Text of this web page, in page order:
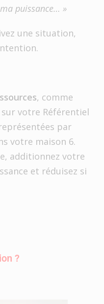
puissance… »
une situation,
, comme
votre Référentiel
par
votre maison 6.
additionnez votre
et réduisez si
?